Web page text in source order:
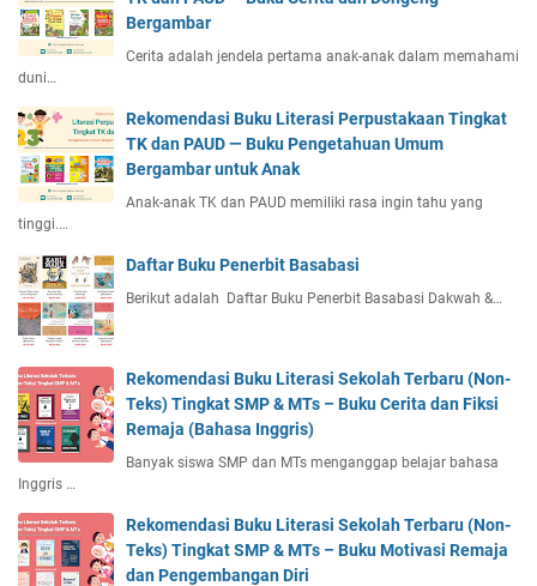
Bergambar
Cerita adalah jendela pertama anak-anak dalam memahami
duni…
Rekomendasi Buku Literasi Perpustakaan Tingkat
TK dan PAUD — Buku Pengetahuan Umum
Bergambar untuk Anak
Anak-anak TK dan PAUD memiliki rasa ingin tahu yang
tinggi.…
Daftar Buku Penerbit Basabasi
Berikut adalah Daftar Buku Penerbit Basabasi Dakwah &…
Rekomendasi Buku Literasi Sekolah Terbaru (Non-
Teks) Tingkat SMP & MTs – Buku Cerita dan Fiksi
Remaja (Bahasa Inggris)
Banyak siswa SMP dan MTs menganggap belajar bahasa
Inggris …
Rekomendasi Buku Literasi Sekolah Terbaru (Non-
Teks) Tingkat SMP & MTs – Buku Motivasi Remaja
dan Pengembangan Diri